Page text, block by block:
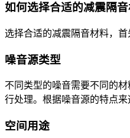
如何选择合适的减震隔音
选择合适的减震隔音材料，
噪音源类型
不同类型的噪音需要不同的
行处理。根据噪音源的特点
空间用途